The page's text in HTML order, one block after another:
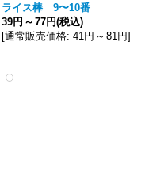
ライス棒 9〜10番
39円 ～ 77円(税込)
[通常販売価格: 41円 ～ 81円]